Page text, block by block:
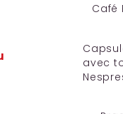
Café
Prévu
avec